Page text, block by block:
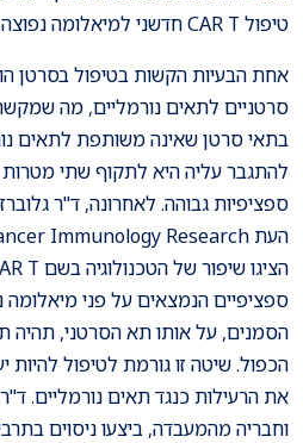
טיפול CAR T חדשני למיאלומה נפוצה.
אחת הבעיות הקשות בטיפול בסרטן
סרטניים לתאים נורמליים, מה
בתאי סרטן שאינה משותפת לתאים
להתגבר עליה היא לתקוף שתי מטרות
ספציפיות גבוהה. לאחרונה, ד"ר
ספציפיים הנמצאים על פני מיאלומה
הכפול. שיטה זו גורמת לטיפול
את הרעילות כנגד תאים נורמליים.
וחבריה מהמעבדה, ביצעו ניסוים